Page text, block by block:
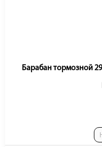
Барабан тормозной